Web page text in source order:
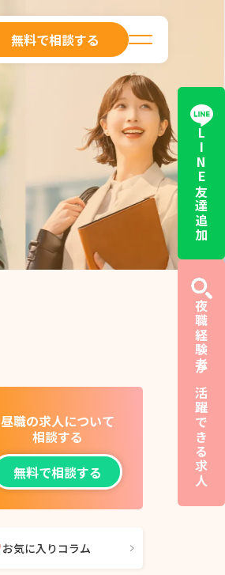
無料で相談する
LINE友達追加
夜職経験者が活躍できる求人
昼職の求人について
相談する
無料で相談する
お気に入りコラム